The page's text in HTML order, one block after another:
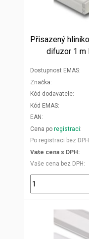
Přisazený
difuzor 1 m
Dostupnost EMAS
Značka
Kód dodavatele
Kód EMAS
EAN
Cena po registraci
Po registraci bez DPH
Vaše cena s DPH
Vaše cena bez DPH